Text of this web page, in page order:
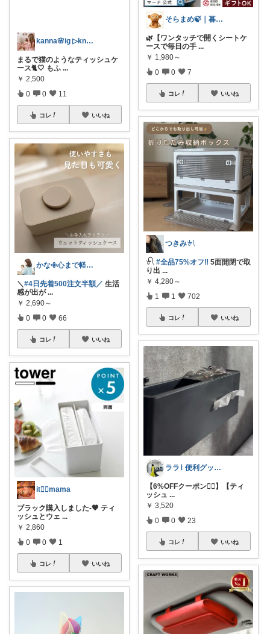
kanna🌸ig ▷knn.room
まるで猫のようなティッシュケ
ース🐈🤍 もふ ...
￥ 2,500
0 0 11
コレ いいね
かな𖧷心まで軽くなる暮らしの記録🌿
＼#4日先着500注文半額／ 生活
感が出が ...
￥ 2,690～
0 0 66
コレ いいね
it❁⃘mama
ブラック購入しました-🖤 ティ
ッシュとウェ ...
￥ 2,860
0 0 1
コレ いいね
そらまめ🍃｜暮らしの便利グッズ
🌿【ワンタッチで開くシートケ
ースで毎日の手 ...
￥ 1,980～
0 0 7
コレ いいね
つきみ𓍯
𓍯 #全品75%オフ‼︎ 5面開閉で取
り出 ...
￥ 4,280～
1 1 702
コレ いいね
ララ⌇ 便利グッズとモノトーン𓅸
【6%OFFクーポン❤️‍🔥】【ティ
ッシュ ...
￥ 3,520
0 0 23
コレ いいね